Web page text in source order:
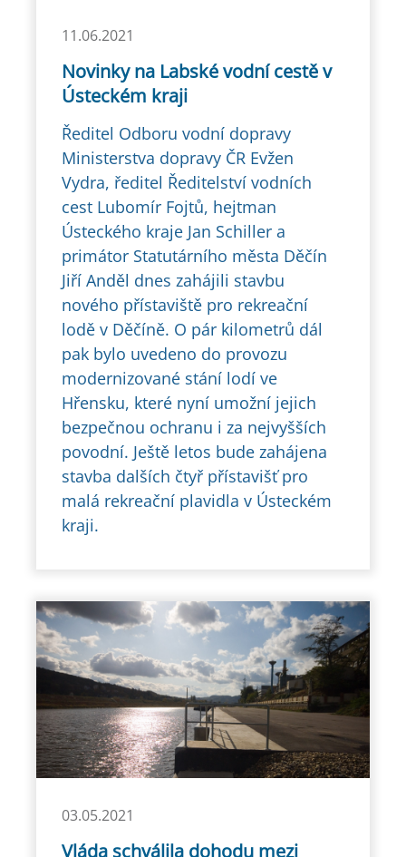
11.06.2021
Novinky na Labské vodní cestě v
Ústeckém kraji
Ředitel Odboru vodní dopravy
Ministerstva dopravy ČR Evžen
Vydra, ředitel Ředitelství vodních
cest Lubomír Fojtů, hejtman
Ústeckého kraje Jan Schiller a
primátor Statutárního města Děčín
Jiří Anděl dnes zahájili stavbu
nového přístaviště pro rekreační
lodě v Děčíně. O pár kilometrů dál
pak bylo uvedeno do provozu
modernizované stání lodí ve
Hřensku, které nyní umožní jejich
bezpečnou ochranu i za nejvyšších
povodní. Ještě letos bude zahájena
stavba dalších čtyř přístavišť pro
malá rekreační plavidla v Ústeckém
kraji.
03.05.2021
Vláda schválila dohodu mezi